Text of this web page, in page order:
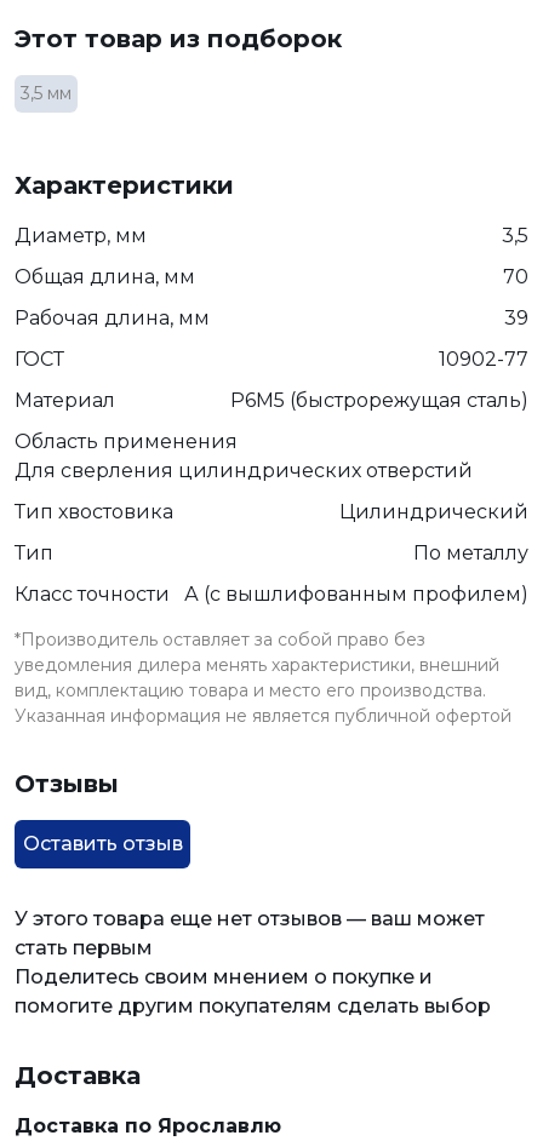
Этот товар из подборок
3,5 мм
Характеристики
Диаметр, мм
3,5
Общая длина, мм
70
Рабочая длина, мм
39
ГОСТ
10902-77
Материал
Р6М5 (быстрорежущая сталь)
Область применения
Для сверления цилиндрических отверстий
Тип хвостовика
Цилиндрический
Тип
По металлу
Класс точности
А (с вышлифованным профилем)
*Производитель оставляет за собой право без
уведомления дилера менять характеристики, внешний
вид, комплектацию товара и место его производства.
Указанная информация не является публичной офертой
Отзывы
Оставить отзыв
У этого товара еще нет отзывов — ваш может
стать первым
Поделитесь своим мнением о покупке и
помогите другим покупателям сделать выбор
Доставка
Доставка по Ярославлю